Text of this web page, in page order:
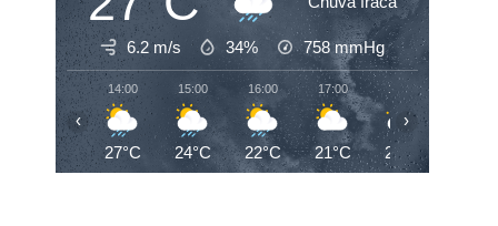
6.2 m/s 34% 758mmHg
14:00
27°C
15:00
24°C
16:00
22°C
17:00
21°C
18:00
20°C
‹ ›